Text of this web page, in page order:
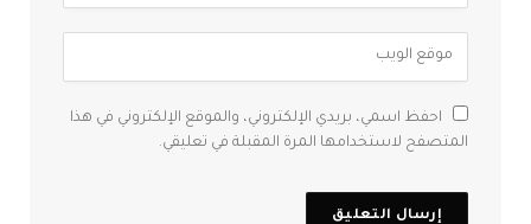
احفظ اسمي، بريدي الإلكتروني، والموقع الإلكتروني في هذا
المتصفح لاستخدامها المرة المقبلة في تعليقي.